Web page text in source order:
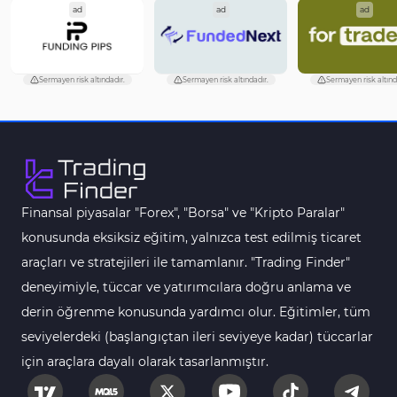
Göstergeleri
Göstergeleri
541
15
Pivot and Fraktallar MT4
Göstergeleri
Para Birimi Gücü MT4
Göstergeleri
Intraday MT4 Göstergeleri 344
MetaTrader 4’te
DrawdownGöstergeleri
Binary Options MT4
Göstergeleri
75
ad
Sermayen risk altındadır.
ad
Sermayen risk altındadır.
ad
Sermayen risk
Finansal piyasalar "Forex", "Borsa" ve "Kripto Paralar"
konusunda eksiksiz eğitim, yalnızca test edilmiş ticaret
araçları ve stratejileri ile tamamlanır. "Trading Finder"
deneyimiyle, tüccar ve yatırımcılara doğru anlama ve
derin öğrenme konusunda yardımcı olur. Eğitimler, tüm
seviyelerdeki (başlangıçtan ileri seviyeye kadar) tüccarlar
için araçlara dayalı olarak tasarlanmıştır.